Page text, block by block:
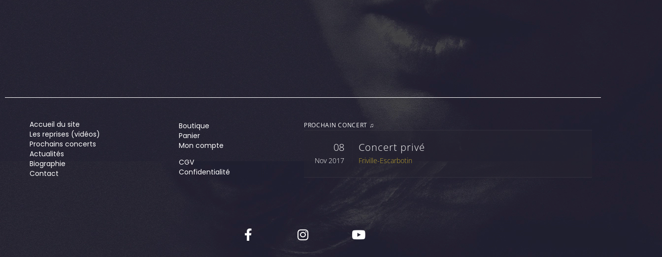
Accueil du site
Les reprises (vidéos)
Prochains concerts
Actualités
Biographie
Contact
Boutique
Panier
Mon compte
CGV
Confidentialité
PROCHAIN CONCERT ♫
08
Nov 2017
Concert privé
Friville-Escarbotin